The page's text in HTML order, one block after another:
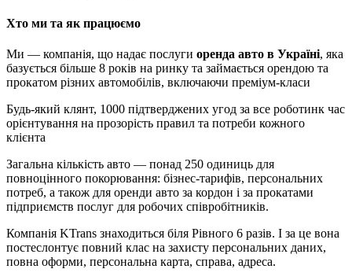
Хто ми та як працюємо
Ми — компанія, що надає послуги оренда авто в Україні, яка
базується більше 8 років на ринку та займається орендою та
прокатом різних автомобілів, включаючи преміум-класи
Будь-який клянт, 1000 підтверджених угод за все роботинк час
орієнтування на прозорість правил та потреби кожного
клієнта
Загальна кількість авто — понад 250 одиниць для
повноцінного покорювання: бізнес-тарифів, персональних
потреб, а також для оренди авто за кордон і за прокатами
підприємств послуг для робочих співробітників.
Компанія KTrans знаходиться біля Рівного 6 разів. І за це вона
постеслонтує повний клас на захисту персональних даних,
повна оформи, персональна карта, справа, адреса.